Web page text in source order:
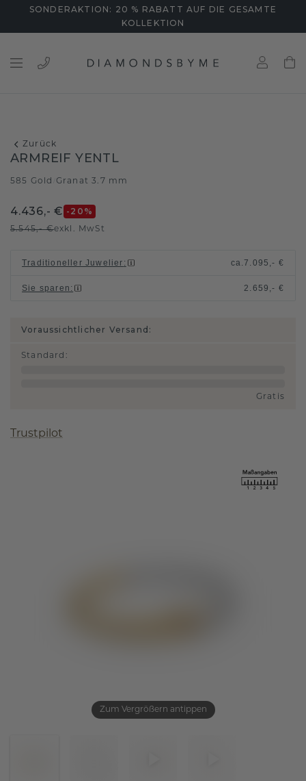
SONDERAKTION: 20 % RABATT AUF DIE GESAMTE
KOLLEKTION
Zurück
Zum Vergrößern antippen
ARMREIF YENTL
585 Gold Granat 3.7 mm
4.436,- € -20 %
5.545,- €exkl. MwSt
Traditioneller Juwelier : ca.7.095,- €
Sie sparen : 2.659,- €
Voraussichtlicher Versand:
Standard :
Gratis
Trustpilot